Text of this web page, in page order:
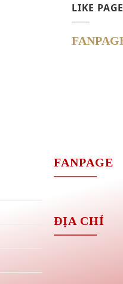
LIKE
FANPAGE
ĐỊA CHỈ